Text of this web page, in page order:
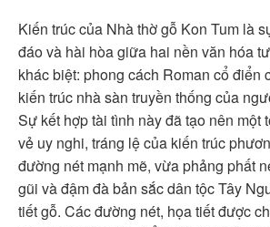
Kiến trúc của Nhà thờ gỗ Kon Tum là
đáo và hài hòa giữa hai nền văn hóa
khác biệt: phong cách Roman cổ điển
kiến trúc nhà sàn truyền thống của
Sự kết hợp tài tình này đã tạo nên một
vẻ uy nghi, tráng lệ của kiến trúc
đường nét mạnh mẽ, vừa phảng phất
gũi và đậm đà bản sắc dân tộc Tây
tiết gỗ. Các đường nét, họa tiết được